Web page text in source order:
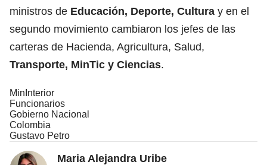
ministros de Educación, Deporte, Cultura y en el
segundo movimiento cambiaron los jefes de las
carteras de Hacienda, Agricultura, Salud,
Transporte, MinTic y Ciencias.
MinInterior
Funcionarios
Gobierno Nacional
Colombia
Gustavo Petro
Maria Alejandra Uribe